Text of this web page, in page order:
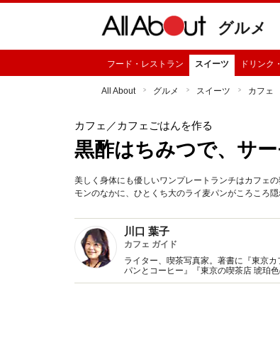
グルメ
フード・レストラン スイーツ ドリンク
All About グルメ スイーツ カフェ
カフェ ／カフェごはんを作る
黒酢はちみつで、サ
美しく身体にも優しいワンプレートランチはカフェ
モンのなかに、ひとくち大のライ麦パンがころころ隠
川口 葉子
カフェ ガイド
ライター、喫茶写真家。著書に『東京
パンとコーヒー』『東京の喫茶店 琥珀
監修、記事執筆多数。Webサイト『東